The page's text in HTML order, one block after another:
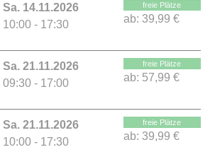
Sa. 14.11.2026
10:00 - 17:30
freie Plätze
ab: 39,99 €
Sa. 21.11.2026
09:30 - 17:00
freie Plätze
ab: 57,99 €
Sa. 21.11.2026
10:00 - 17:30
freie Plätze
ab: 39,99 €